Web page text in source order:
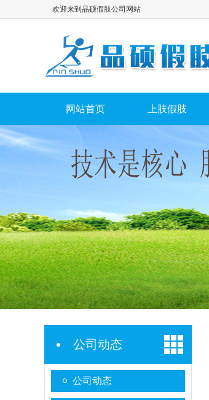
欢迎来到品硕假肢公司网站
网站首页 上肢假肢
公司动态
公司动态